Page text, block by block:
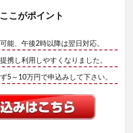
こがポイント
能、午後2時以降は翌日対応。
携し利用しやすくなりました。
5～10万円で申込みして下さい。